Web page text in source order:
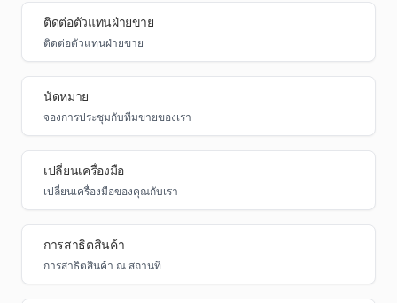
ติดต่อตัวแทนฝ่ายขาย
ติดต่อตัวแทนฝ่ายขาย
นัดหมาย
จองการประชุมกับทีมขายของเรา
เปลี่ยนเครื่องมือ
เปลี่ยนเครื่องมือของคุณกับเรา
การสาธิตสินค้า
การสาธิตสินค้า ณ สถานที่